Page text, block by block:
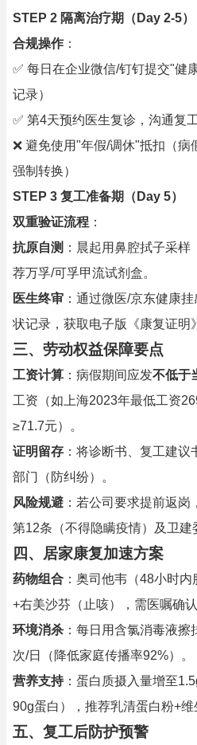
STEP 2 隔离治疗期（Day 2-5）
合规操作 ：
✅ 每日在企业微信/钉钉提交"健
记录）
✅ 第4天预约医生复诊，沟通复
❌ 避免使用"年假/调休"抵扣（
强制转换）
STEP 3 复工准备期（Day 5）
双重验证流程 ：
抗原自测 ：晨起用鼻腔拭子采
荐万孚/可孚甲流试剂盒。
医生终审 ：通过微医/京东健康
状记录，获取电子版《康复证明
三、劳动权益保障要点
工资计算 ：病假期间应发不低于
工资（如上海2023年最低工资
≥71.7元）。
证明留存 ：将诊断书、复工建
部门（防纠纷）。
风险规避 ：若公司要求提前返岗
第12条（不得隐瞒疫情）及卫建
四、居家康复加速方案
药物组合 ：奥司他韦（48小时内
+右美沙芬（止咳），需医嘱确认
环境消杀 ：每日用含氯消毒液
次/日（降低家庭传播率92%）。
营养支持：蛋白质摄入量增至
90g蛋白），推荐乳清蛋白粉+维
五、复工后防护预警